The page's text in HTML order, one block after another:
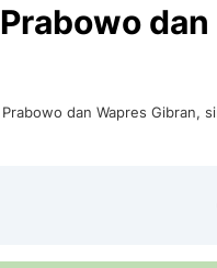
dan
dan Wapres Gibran,